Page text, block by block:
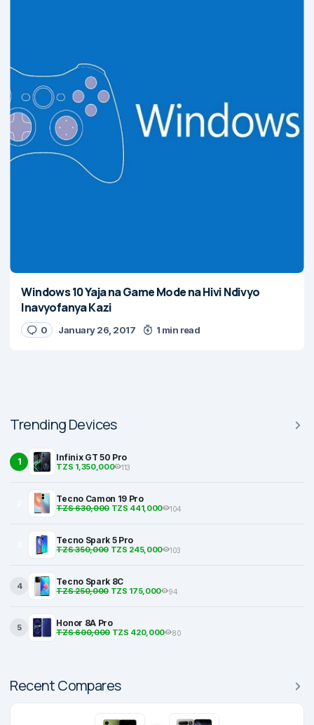
Windows 10 Yaja na Game Mode na Hivi Ndivyo
Inavyofanya Kazi
0 January 26, 2017 1 min read
Trending Devices
1 Infinix GT 50 Pro
TZS 1,350,000 113
Tecno Camon 19 Pro
TZS 630,000TZS 441,000 104
Tecno Spark 5 Pro
TZS 350,000TZS 245,000 103
4 Tecno Spark 8C
TZS 250,000TZS 175,000 94
5 Honor 8A Pro
TZS 600,000TZS 420,000 80
Recent Compares